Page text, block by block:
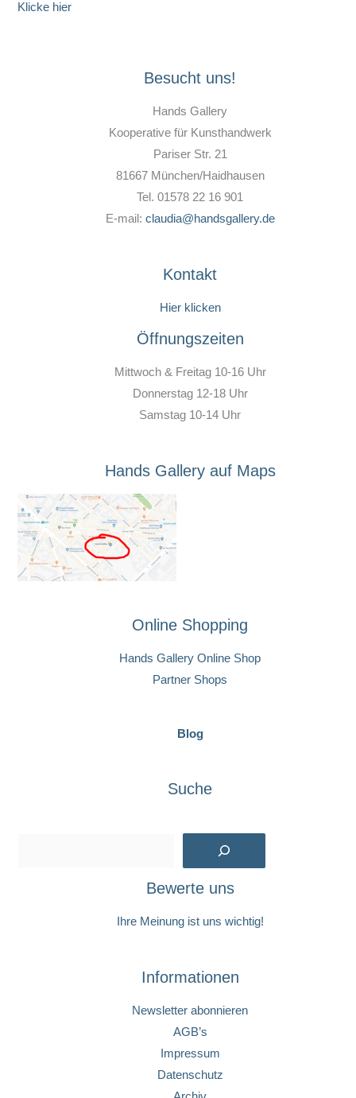
Klicke hier
Besucht uns!
Hands Gallery
Kooperative für Kunsthandwerk
Pariser Str. 21
81667 München/Haidhausen
Tel. 01578 22 16 901
E-mail: claudia@handsgallery.de
Kontakt
Hier klicken
Öffnungszeiten
Mittwoch & Freitag 10-16 Uhr
Donnerstag 12-18 Uhr
Samstag 10-14 Uhr
Hands Gallery auf Maps
Online Shopping
Hands Gallery Online Shop
Partner Shops
Blog
Suche
Bewerte uns
Ihre Meinung ist uns wichtig!
Informationen
Newsletter abonnieren
AGB’s
Impressum
Datenschutz